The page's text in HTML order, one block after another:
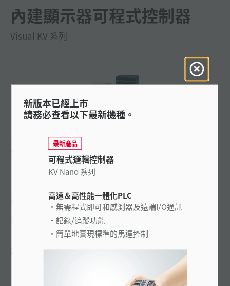
內建顯示器可程式控制器
Visual KV 系列
具有業界首創PLC內建設定視窗，並包括一個AC電源型式與操
作者介面板。
詢問 KEYENCE
0800-010-898
產品特性
新版本已經上市
請務必查看以下最新機種。
最新產品
可程式邏輯控制器
KV Nano 系列
高速＆高性能一體化PLC
無需程式即可和感測器及遠端I/O通訊
記錄/追蹤功能
簡單地實現標準的馬達控制